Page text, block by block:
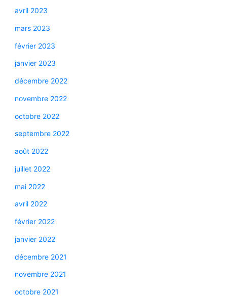
avril 2023
mars 2023
février 2023
janvier 2023
décembre 2022
novembre 2022
octobre 2022
septembre 2022
août 2022
juillet 2022
mai 2022
avril 2022
février 2022
janvier 2022
décembre 2021
novembre 2021
octobre 2021